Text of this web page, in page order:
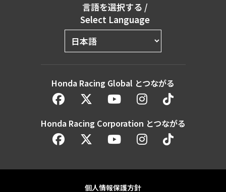
言語を選択する /
Select Language
Honda Racing Global とつながる
Honda Racing Corporation とつながる
個人情報保護方針